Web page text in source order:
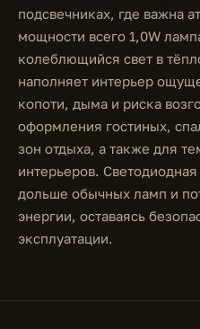
подсвечниках, где важна
мощности всего 1,0W
колеблющийся свет в
наполняет интерьер
копоти, дыма и риска
оформления гостиных,
зон отдыха, а также для
интерьеров.
дольше обычных ламп и
энергии, оставаясь
эксплуатации.